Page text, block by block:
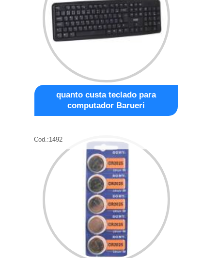
quanto custa teclado para
computador Barueri
Cod.:1492